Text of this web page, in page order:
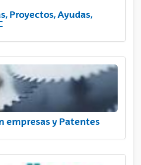
Proyectos, Ayudas,
empresas y Patentes